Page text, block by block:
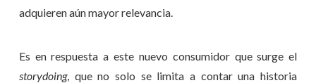
adquieren aún mayor relevancia.
Es en respuesta a este nuevo consumidor que surge el
storydoing, que no solo se limita a contar una historia